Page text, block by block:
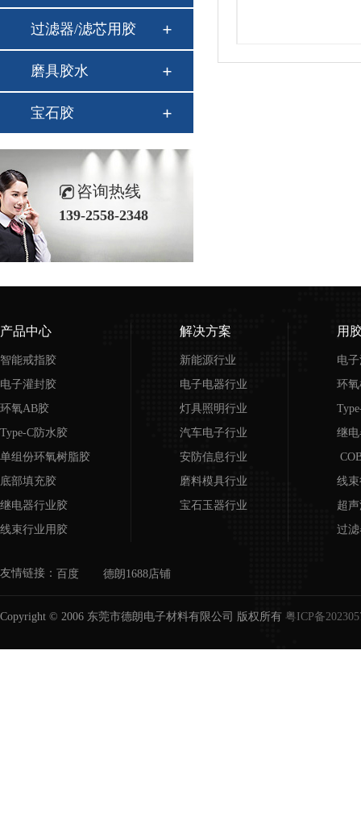
过滤器/滤芯用胶
磨具胶水
宝石胶
咨询热线
139-2558-2348
产品中心
智能戒指胶
电子灌封胶
环氧AB胶
Type-C防水胶
单组份环氧树脂胶
底部填充胶
继电器行业胶
线束行业用胶
COB邦定胶
磨具胶水
解决方案
新能源行业
电子电器行业
灯具照明行业
汽车电子行业
安防信息行业
磨料模具行业
宝石玉器行业
用
电
环
继
线
超
过
友情链接： 百度 德朗1688店铺
Copyright © 2006 东莞市德朗电子材料有限公司 版权所有 粤ICP备